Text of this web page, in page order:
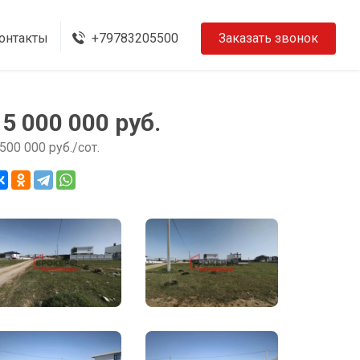
+79783205500 Заказать звонок
000 000 руб.
000 руб./сот.